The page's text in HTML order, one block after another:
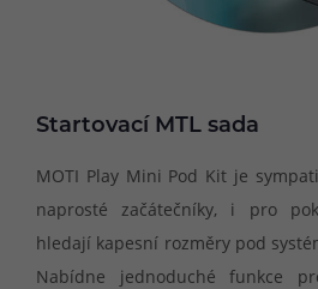
Startovací MTL sada
MOTI Play Mini Pod Kit je
naprosté začátečníky, i pro
hledají kapesní rozměry pod
Nabídne jednoduché funkce